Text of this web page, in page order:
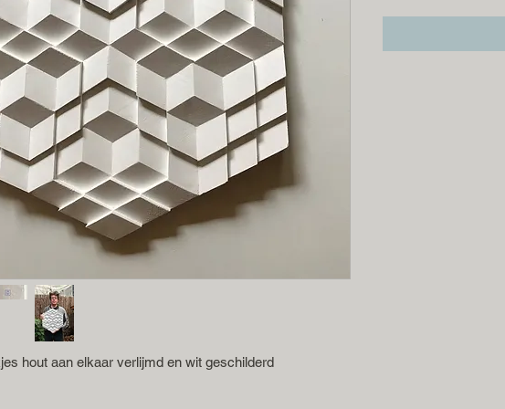
hout aan elkaar verlijmd en wit geschilderd